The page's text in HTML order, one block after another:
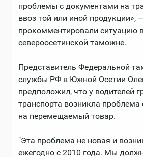
проблемы с документами на
ввоз той или иной продукции»,
прокомментировали ситуацию
североосетинской таможне.
Представитель Федеральной
службы РФ в Южной Осетии
предположил, что у водителей
транспорта возникла
на перемещаемый товар.
"Эта проблема не новая и
ежегодно с 2010 года. Мы